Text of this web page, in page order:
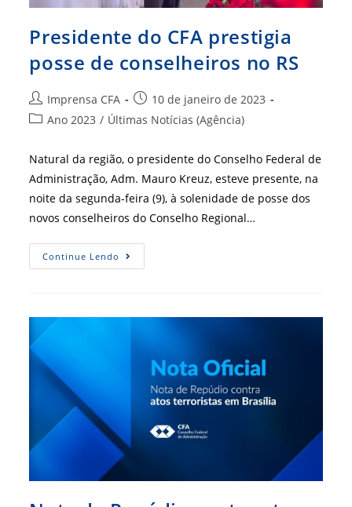
Presidente do CFA prestigia
posse de conselheiros no RS
Autor
do
Imprensa CFA
Post
publicado:
10 de janeiro de 2023
Categoria
Ano 2023 / Últimas Notícias (Agência)
Natural da região, o presidente do Conselho Federal de
Administração, Adm. Mauro Kreuz, esteve presente, na
noite da segunda-feira (9), à solenidade de posse dos
novos conselheiros do Conselho Regional…
Continue Lendo Presidente
Do
Conselheiros